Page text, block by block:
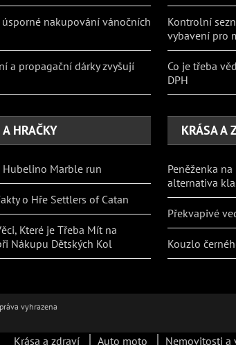
nakupování vánočních
a propagační dárky zvyšují
HRAČKY
Hubelino Marble run
o Hře Settlers of Catan
Které je Třeba Mít na
Nákupu Dětských Kol
Kontrolní
vybavení pro
Co je třeba
DPH
KRÁSA A
Peněženka
alternativa
Překvapivé
Kouzlo
vyhrazena
Krása a zdraví Auto moto Nemovitosti a